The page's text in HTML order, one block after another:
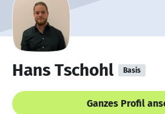
Hans Tschohl Basis
Ganzes Profil